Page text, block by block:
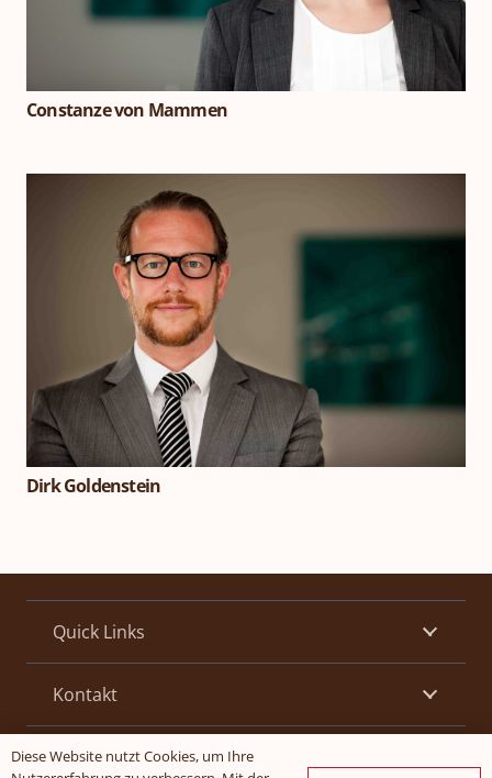
Constanze von Mammen
Dirk Goldenstein
Quick Links
Kontakt
Öffnungszeiten
Diese Website nutzt Cookies, um Ihre